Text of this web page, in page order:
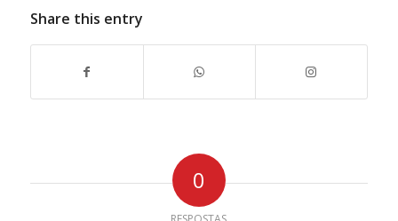
Share this entry
0